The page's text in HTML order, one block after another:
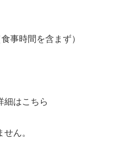
食事時間を含まず）
細はこちら
ん。